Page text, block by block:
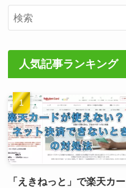
人気記事ランキング
「えきねっと」で楽天カー